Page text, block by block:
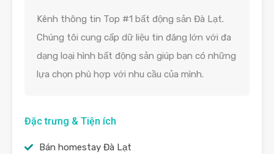
Kênh thông tin Top #1 bất động sản Đà Lạt.
Chúng tôi cung cấp dữ liệu tin đăng lớn với đa
dạng loại hình bất động sản giúp bạn có những
lựa chọn phù hợp với nhu cầu của mình.
Đặc trưng & Tiện ích
Bán homestay Đà Lạt